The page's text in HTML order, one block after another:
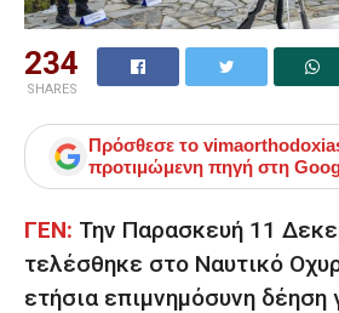
234
SHARES
Πρόσθεσε το
προτιμώμενη πηγή στη
ΓΕΝ: Την Παρασκευή 11
τελέσθηκε στο Ναυτικό
ετήσια επιμνημόσυνη δέηση